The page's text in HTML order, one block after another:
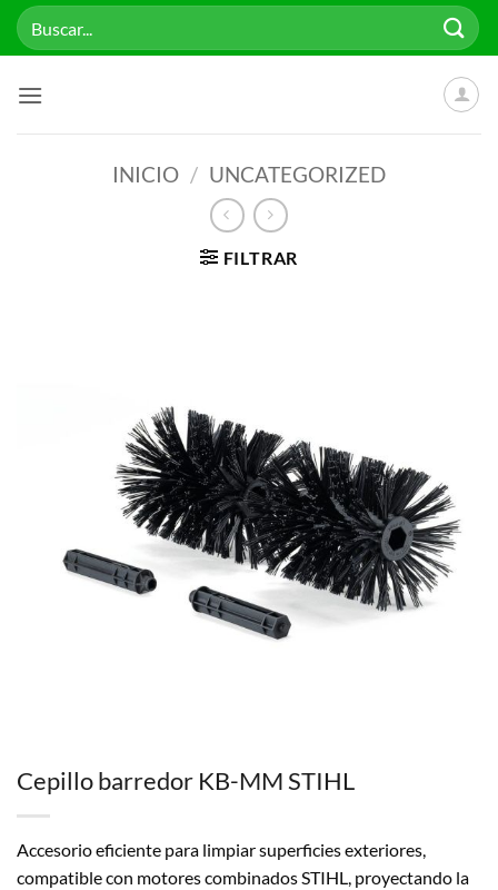
Saltar
Buscar
por:
INICIO / UNCATEGORIZED
FILTRAR
Cepillo barredor KB-MM STIHL
Accesorio eficiente para limpiar superficies exteriores,
compatible con motores combinados STIHL, proyectando la